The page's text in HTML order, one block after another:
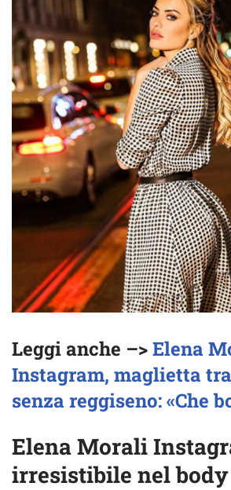
Leggi anche –>Elena
Instagram, maglietta
senza reggiseno: «Che
Elena Morali
irresistibile nel